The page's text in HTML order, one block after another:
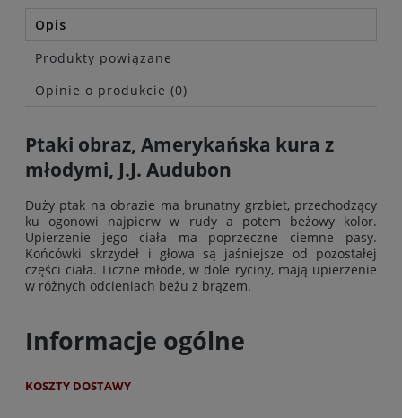
Opis
Produkty powiązane
Opinie o produkcie (0)
Ptaki obraz, Amerykańska kura z
młodymi, J.J. Audubon
Duży ptak na obrazie ma brunatny grzbiet, przechodzący
ku ogonowi najpierw w rudy a potem beżowy kolor.
Upierzenie jego ciała ma poprzeczne ciemne pasy.
Końcówki skrzydeł i głowa są jaśniejsze od pozostałej
części ciała. Liczne młode, w dole ryciny, mają upierzenie
w różnych odcieniach beżu z brązem.
Informacje ogólne
KOSZTY DOSTAWY